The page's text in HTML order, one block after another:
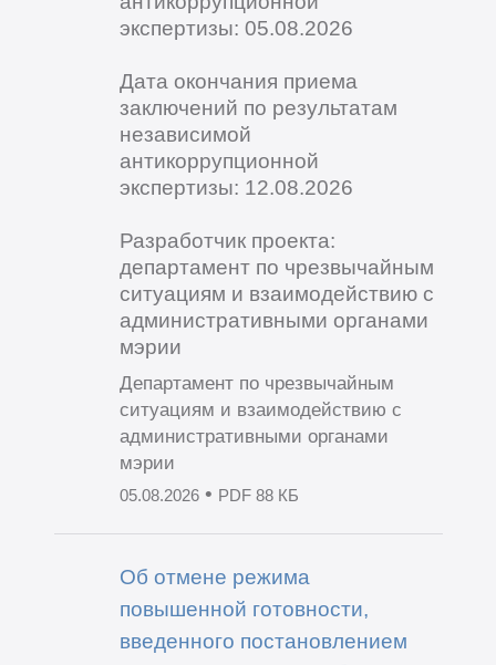
экспертизы: 05.08.2026
Дата окончания приема
заключений по результатам
независимой
антикоррупционной
экспертизы: 12.08.2026
Разработчик проекта:
департамент по чрезвычайным
ситуациям и взаимодействию с
административными органами
мэрии
Департамент по чрезвычайным
ситуациям и взаимодействию с
административными органами
мэрии
05.08.2026• PDF 88 КБ
Об отмене режима
повышенной готовности,
введенного постановлением